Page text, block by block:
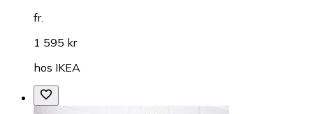
fr.
1 595 kr
hos IKEA